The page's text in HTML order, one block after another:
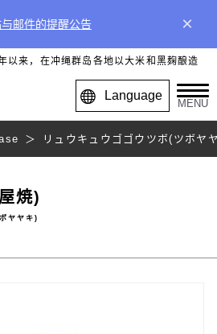
邮件的提醒公告 ×
以来，在冲绳群岛各地以大米和黑麹酿造
Language
MENU
リュウキュウゴゴウツボ(ツボヤ
焼)
ヤヤキ)